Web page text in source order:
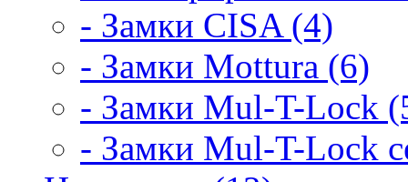
- Замки CISA (4)
- Замки Mottura (6)
- Замки Mul-T-Lock
- Замки Mul-T-Lock